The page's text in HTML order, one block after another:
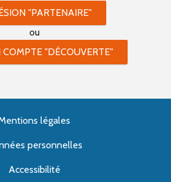
"PARTENAIRE"
ou
COMPTE "DÉCOUVERTE"
légales
personnelles
Accessibilité